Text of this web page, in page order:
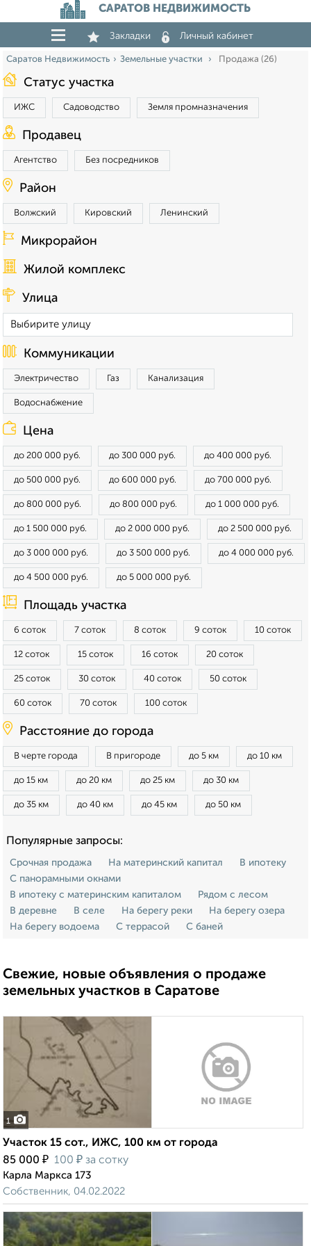
САРАТОВ НЕДВИЖИМОСТЬ
Закладки Личный кабинет
Саратов Недвижимость Земельные участки Продажа (26)
Статус участка
ИЖС Садоводство Земля промназначения
Продавец
Агентство Без посредников
Район
Волжский Кировский Ленинский
Микрорайон
Жилой комплекс
Улица
Коммуникации
Электричество Газ Канализация
Водоснабжение
Цена
до 200 000 руб. до 300 000 руб. до 400 000 руб.
до 500 000 руб. до 600 000 руб. до 700 000 руб.
до 800 000 руб. до 800 000 руб. до 1 000 000 руб.
до 1 500 000 руб. до 2 000 000 руб. до 2 500 000 руб.
до 3 000 000 руб. до 3 500 000 руб. до 4 000 000 руб.
до 4 500 000 руб. до 5 000 000 руб.
Площадь участка
6 соток 7 соток 8 соток 9 соток 10 соток
12 соток 15 соток 16 соток 20 соток
25 соток 30 соток 40 соток 50 соток
60 соток 70 соток 100 соток
Расстояние до города
В черте города В пригороде до 5 км до 10 км
до 15 км до 20 км до 25 км до 30 км
до 35 км до 40 км до 45 км до 50 км
Популярные запросы:
Срочная продажа На материнский капитал
В ипотеку
С панорамными окнами
В ипотеку с материнским капиталом
Рядом с лесом
В деревне
В селе На берегу реки
На берегу озера
На берегу водоема
С террасой С баней
Свежие, новые объявления о продаже
земельных участков в Саратове
1
Участок 15 сот., ИЖС, 100 км от города
85 000 ₽ 100 ₽ за сотку
Карла Маркса 173
Собственник, 04.02.2022